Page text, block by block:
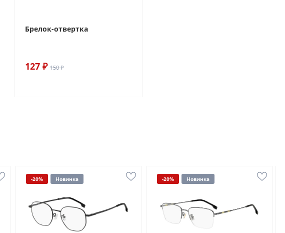
Брелок-отвертка
127 ₽ 150 ₽
-20% Новинка -20% Новинка